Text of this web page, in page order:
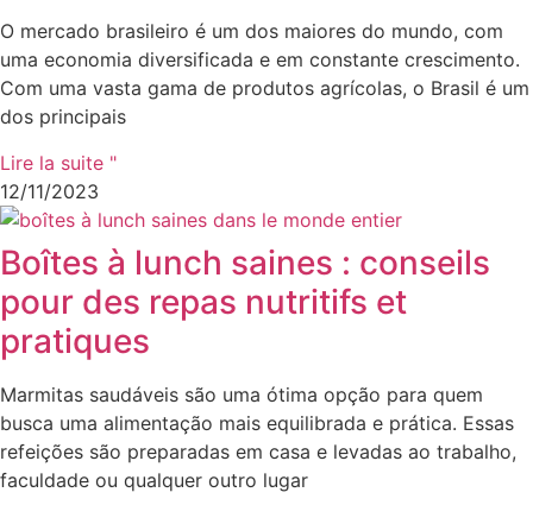
O mercado brasileiro é um dos maiores do mundo, com
uma economia diversificada e em constante crescimento.
Com uma vasta gama de produtos agrícolas, o Brasil é um
dos principais
Lire la suite "
12/11/2023
Boîtes à lunch saines : conseils
pour des repas nutritifs et
pratiques
Marmitas saudáveis são uma ótima opção para quem
busca uma alimentação mais equilibrada e prática. Essas
refeições são preparadas em casa e levadas ao trabalho,
faculdade ou qualquer outro lugar